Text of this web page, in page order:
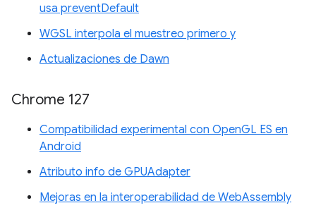
usa preventDefault
WGSL interpola el muestreo primero y
Actualizaciones de Dawn
Chrome 127
Compatibilidad experimental con OpenGL ES en
Android
Atributo info de GPUAdapter
Mejoras en la interoperabilidad de WebAssembly